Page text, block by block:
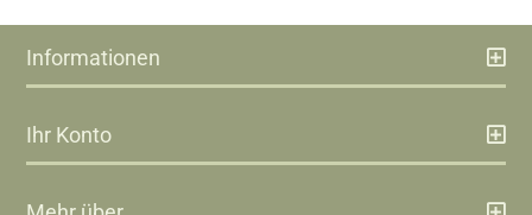
Informationen
Ihr Konto